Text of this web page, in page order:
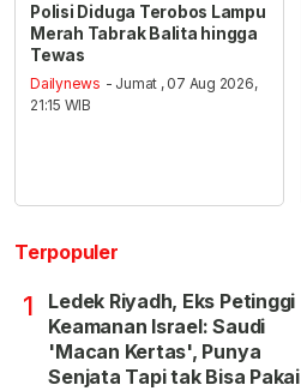
Polisi Diduga Terobos Lampu
Merah Tabrak Balita hingga
Tewas
Dailynews - Jumat , 07 Aug 2026,
21:15 WIB
Terpopuler
1
Ledek Riyadh, Eks Petinggi
Keamanan Israel: Saudi
'Macan Kertas', Punya
Senjata Tapi tak Bisa Pakai